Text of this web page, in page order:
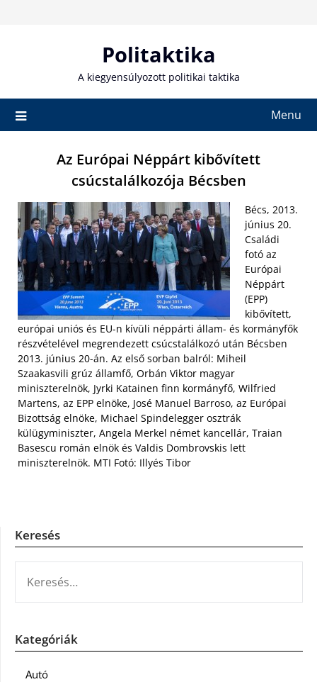
Politaktika
A kiegyensúlyozott politikai taktika
Menu
Az Európai Néppárt kibővített
csúcstalálkozója Bécsben
Bécs, 2013.
június 20.
Családi
fotó az
Európai
Néppárt
(EPP)
kibővített,
európai uniós és EU-n kívüli néppárti állam- és kormányfők
részvételével megrendezett csúcstalálkozó után Bécsben
2013. június 20-án. Az első sorban balról: Miheil
Szaakasvili grúz államfő, Orbán Viktor magyar
miniszterelnök, Jyrki Katainen finn kormányfő, Wilfried
Martens, az EPP elnöke, José Manuel Barroso, az Európai
Bizottság elnöke, Michael Spindelegger osztrák
külügyminiszter, Angela Merkel német kancellár, Traian
Basescu román elnök és Valdis Dombrovskis lett
miniszterelnök. MTI Fotó: Illyés Tibor
Keresés
Kategóriák
Autó